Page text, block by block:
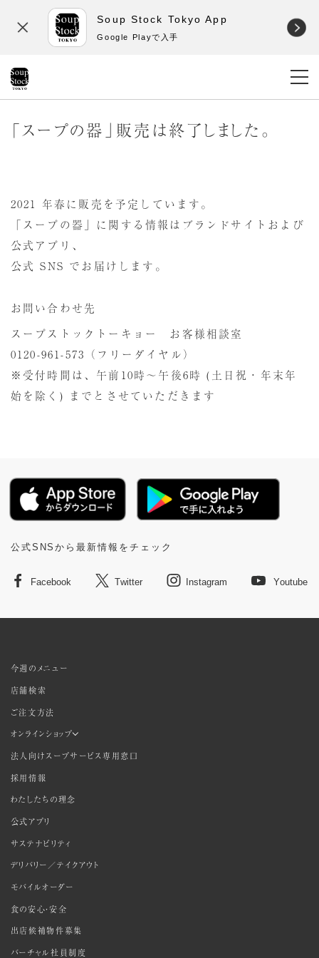
Soup Stock Tokyo App
Google Playで入手
「スープの器」販売は終了しました。
2021 年春に販売を予定しています。
「スープの器」に関する情報はブランドサイトおよび
公式アプリ、
公式 SNS でお届けします。
お問い合わせ先
スープストックトーキョー お客様相談室
0120-961-573 （フリーダイヤル）
※受付時間は、午前10時～午後6時 (土日祝・年末年
始を除く) までとさせていただきます
公式SNSから最新情報をチェック
Facebook Twitter Instagram Youtube
今週のメニュー
店舗検索
ご注文方法
オンラインショップ
法人向けスープサービス専用窓口
採用情報
わたしたちの理念
公式アプリ
サステナビリティ
デリバリー／テイクアウト
モバイルオーダー
食の安心・安全
出店候補物件募集
バーチャル社員制度